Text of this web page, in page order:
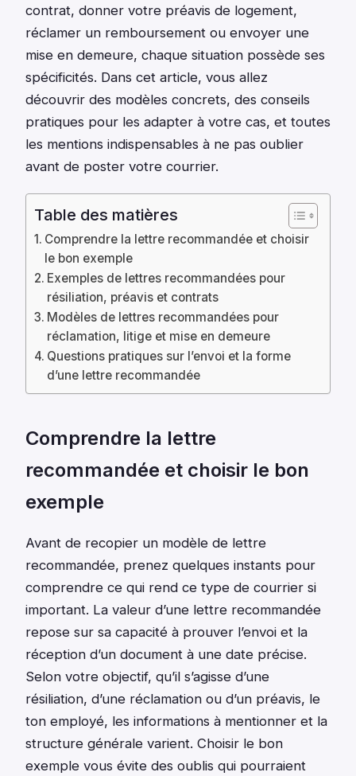
contrat, donner votre préavis de logement,
réclamer un remboursement ou envoyer une
mise en demeure, chaque situation possède ses
spécificités. Dans cet article, vous allez
découvrir des modèles concrets, des conseils
pratiques pour les adapter à votre cas, et toutes
les mentions indispensables à ne pas oublier
avant de poster votre courrier.
Table des matières
Comprendre la lettre recommandée et choisir
le bon exemple
Exemples de lettres recommandées pour
résiliation, préavis et contrats
Modèles de lettres recommandées pour
réclamation, litige et mise en demeure
Questions pratiques sur l’envoi et la forme
d’une lettre recommandée
Comprendre la lettre
recommandée et choisir le bon
exemple
Avant de recopier un modèle de lettre
recommandée, prenez quelques instants pour
comprendre ce qui rend ce type de courrier si
important. La valeur d’une lettre recommandée
repose sur sa capacité à prouver l’envoi et la
réception d’un document à une date précise.
Selon votre objectif, qu’il s’agisse d’une
résiliation, d’une réclamation ou d’un préavis, le
ton employé, les informations à mentionner et la
structure générale varient. Choisir le bon
exemple vous évite des oublis qui pourraient